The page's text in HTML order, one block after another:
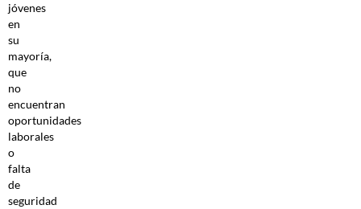
jóvenes
en
su
mayoría,
que
no
encuentran
oportunidades
laborales
o
falta
de
seguridad